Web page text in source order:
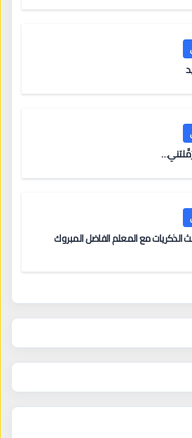
الذكريات مع المعلم الفاضل المبروك